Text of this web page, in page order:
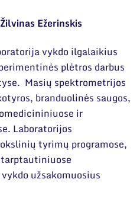
ir tarptautinėse
bei asociacijose
taryba
Ežerinskis
vykdo ilgalaikius
plėtros darbus
Masių spektrometrijos
branduolinės saugos,
ir
Laboratorijos
tyrimų programose,
užsakomuosius